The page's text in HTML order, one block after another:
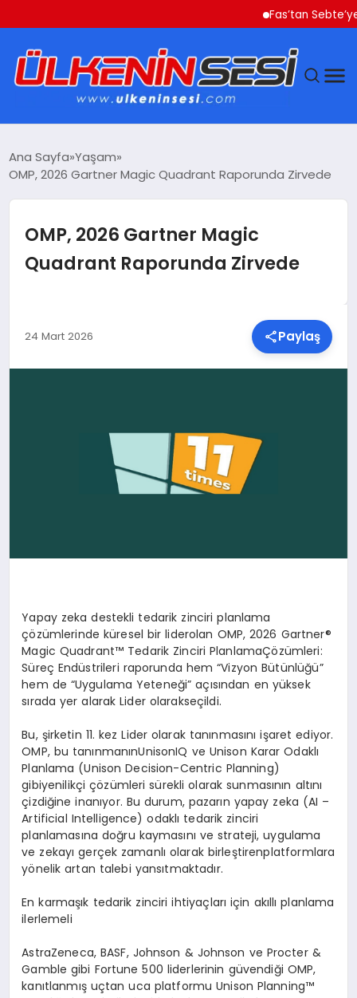
Fas’tan Sebte’ye
EKONOMI
GÜNDEM
MAGAZIN
Ana Sayfa Yaşam
OMP, 2026 Gartner Magic Quadrant Raporunda Zirvede
OMP, 2026 Gartner Magic
Quadrant Raporunda Zirvede
24 Mart 2026 Paylaş
Yapay zeka destekli tedarik zinciri planlama
çözümlerinde küresel bir liderolan OMP, 2026 Gartner®
Magic Quadrant™ Tedarik Zinciri PlanlamaÇözümleri:
Süreç Endüstrileri raporunda hem “Vizyon Bütünlüğü”
hem de “Uygulama Yeteneği”açısından en yüksek
sırada yer alarak Lider olarakseçildi.
Bu, şirketin 11.kez Lider olarak tanınmasını işaret ediyor.
OMP, bu tanınmanınUnisonIQ ve Unison Karar Odaklı
Planlama (Unison Decision-Centric Planning)
gibiyenilikçi çözümleri sürekli olarak sunmasının altını
çizdiğine inanıyor. Bu durum, pazarın yapay zeka (AI –
Artificial Intelligence)odaklı tedarik zinciri
planlamasına doğru kaymasını ve strateji,uygulama
ve zekayı gerçek zamanlı olarak birleştirenplatformlara
yönelik artan talebi yansıtmaktadır.
Enkarmaşık tedarik zinciri ihtiyaçları için akıllı planlama
ilerlemeli
AstraZeneca, BASF, Johnson & Johnson ve Procter &
Gamblegibi Fortune 500 liderlerinin güvendiği OMP,
kanıtlanmış uçtanuca platformu Unison Planning™